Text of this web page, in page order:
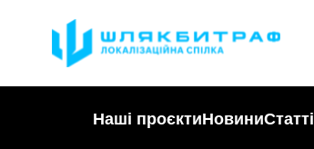
Наші проєктиНовиниСтатті